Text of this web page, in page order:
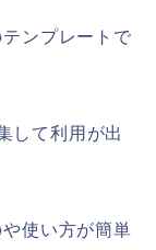
ンプレートで
して利用が出
使い方が簡単